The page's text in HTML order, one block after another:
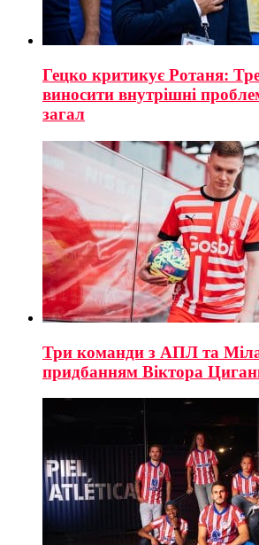
Гецко критикує Ротаня:
виносити внутрішні
загал
Три команди з АПЛ та
придбанням Віктора